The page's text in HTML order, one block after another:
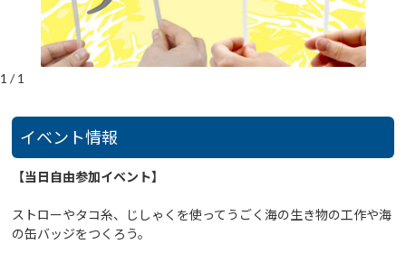
1 /1
イベント情報
【当日自由参加イベント】
ストローやタコ糸、じしゃくを使ってうごく海の生き物の工作や海
の缶バッジをつくろう。